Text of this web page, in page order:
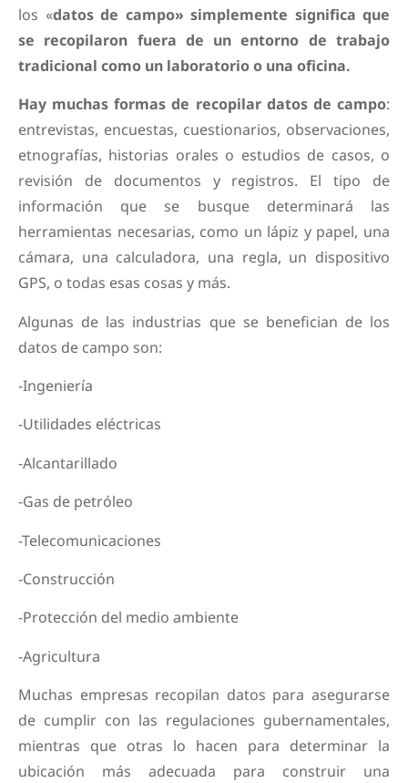
los «datos de campo» simplemente significa que
se recopilaron fuera de un entorno de trabajo
tradicional como un laboratorio o una oficina.
Hay muchas formas de recopilar datos de campo:
entrevistas, encuestas, cuestionarios, observaciones,
etnografías, historias orales o estudios de casos, o
revisión de documentos y registros. El tipo de
información que se busque determinará las
herramientas necesarias, como un lápiz y papel, una
cámara, una calculadora, una regla, un dispositivo
GPS, o todas esas cosas y más.
Algunas de las industrias que se benefician de los
datos de campo son:
-Ingeniería
-Utilidades eléctricas
-Alcantarillado
-Gas de petróleo
-Telecomunicaciones
-Construcción
-Protección del medio ambiente
-Agricultura
Muchas empresas recopilan datos para asegurarse
de cumplir con las regulaciones gubernamentales,
mientras que otras lo hacen para determinar la
ubicación más adecuada para construir una